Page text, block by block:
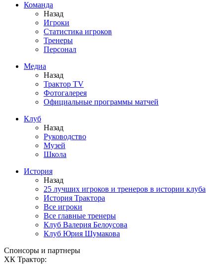
Команда
Назад
Игроки
Статистика игроков
Тренеры
Персонал
Медиа
Назад
Трактор TV
Фотогалерея
Официальные программы матчей
Клуб
Назад
Руководство
Музей
Школа
История
Назад
25 лучших игроков и тренеров в истории клуба
История Трактора
Все игроки
Все главные тренеры
Клуб Валерия Белоусова
Клуб Юрия Шумакова
Спонсоры и партнеры
ХК Трактор: